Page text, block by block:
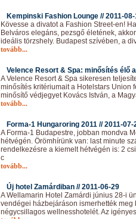
Kempinski Fashion Lounge //2011-
Kövesse a divatot a Fashion Street-en!
Belváros elegáns, pezsgő életének,
ideális törzshely. Budapest szívében, a
tovább...
Velence Resort & Spa: minősítés élő
A Velence Resort & Spa sikeresen
minősítés kritériumait a Hotelstars Union
minősítő védjegyet Kovács István, a
tovább...
Forma-1 Hungaroring 2011 //2011-07-
A Forma-1 Budapestre, jobban mondva
hétvégén. Örömhírünk van: last minute
rendelkezésre a kiemelt hétvégén is: 2
c
tovább...
Új hotel Zamárdiban //2011-06-29
A Wellamarin Hotel Zamárdi június 28-i
vendégei házbejáráson ismerhették
négycsillagos wellnesshotelét. Az